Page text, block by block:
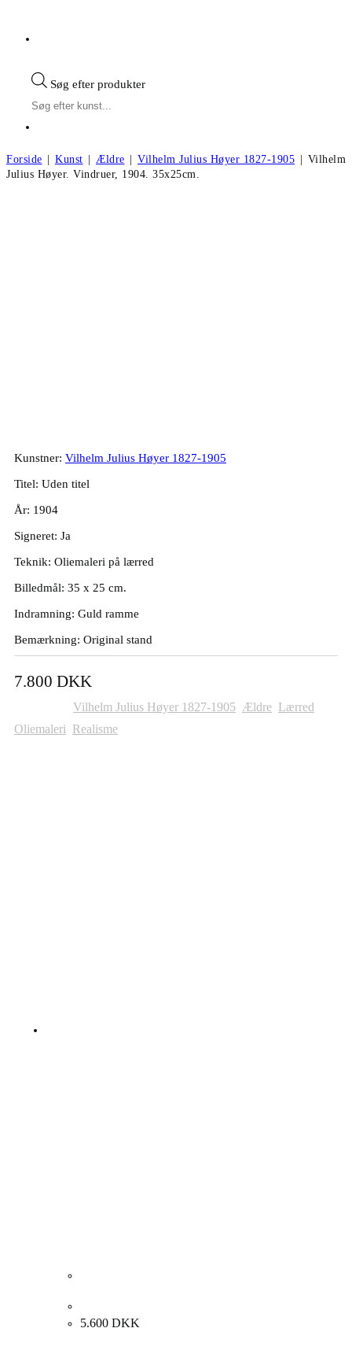
Søg efter produkter
Forside | Kunst | Ældre | Vilhelm Julius Høyer 1827-1905 | Vilhelm
Julius Høyer. Vindruer, 1904. 35x25cm.
Kunstner: Vilhelm Julius Høyer 1827-1905
Titel: Uden titel
År: 1904
Signeret: Ja
Teknik: Oliemaleri på lærred
Billedmål: 35 x 25 cm.
Indramning: Guld ramme
Bemærkning: Original stand
7.800 DKK
Vilhelm Julius Høyer 1827-1905 Ældre Lærred
Oliemaleri Realisme
5.600 DKK